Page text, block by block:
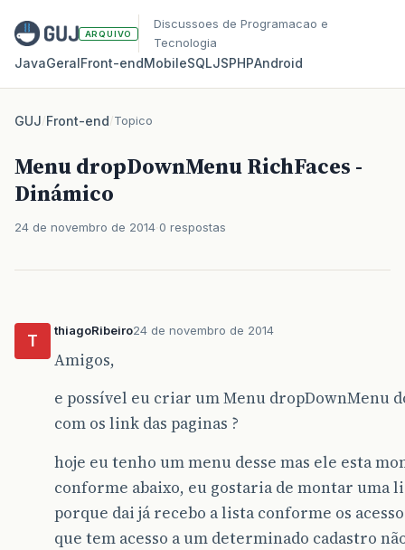
ARQUIVO
Discussoes de Programacao e
Tecnologia
JavaGeralFront‑endMobileSQLJSPHPAndroid
GUJ/Front-end/Topico
Menu dropDownMenu RichFaces -
Dinámico
24 de novembro de 2014 0 respostas
T
thiagoRibeiro24 de novembro de 2014
Amigos,
e possível eu criar um Menu dropDownMenu
com os link das paginas ?
hoje eu tenho um menu desse mas ele esta
conforme abaixo, eu gostaria de montar uma
porque dai já recebo a lista conforme os
que tem acesso a um determinado cadastro